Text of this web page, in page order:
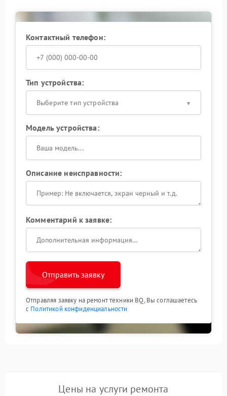
Контактный телефон:
Тип устройства:
Выберите тип устройства
Модель устройства:
Описание неисправности:
Комментарий к заявке:
Отправить заявку
Отправляя заявку на ремонт техники BQ, Вы соглашаетесь
с Политикой конфиденциальности
Цены на услуги ремонта